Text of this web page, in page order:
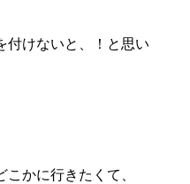
付けないと、！と思い
かに行きたくて、